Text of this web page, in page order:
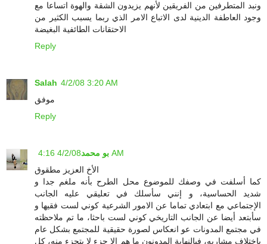
ونبد المتطرفين من الفريقين لأنهم يزيدون الشقة والهوة اتساعا مع
وجود العاطفة الدينية لدى الاتباع الامر الذي ربما يسبب الكثير من
الاحتقانات الطائفية البغيضة
Reply
Salah 4/2/08 3:20 AM
موفق
Reply
بو محمد 4/2/08 4:16 AM
الأخ العزيز مطقوق
كما أسلفت في وصفك للموضوع محل الطرح بأنه ملغم جدا و
شديد الحساسية، و إنني سأسلك في تعليقي عليه الجانب
الإجتماعي مع ابتعادي تماما عن الامور الشرعية كوني لست فقيها و
سأبتعد أيضا عن الجانب التاريخي كوني لست باحثا، ما تم ملاحظته
في مجتمع المدونات عو انعكاس لصورة حقيقية للمجتمع بشكل عام
باختلاف مشاربه، فبالنهاية المدونون ما هم إلا جزء لا يتجزء منه، كل